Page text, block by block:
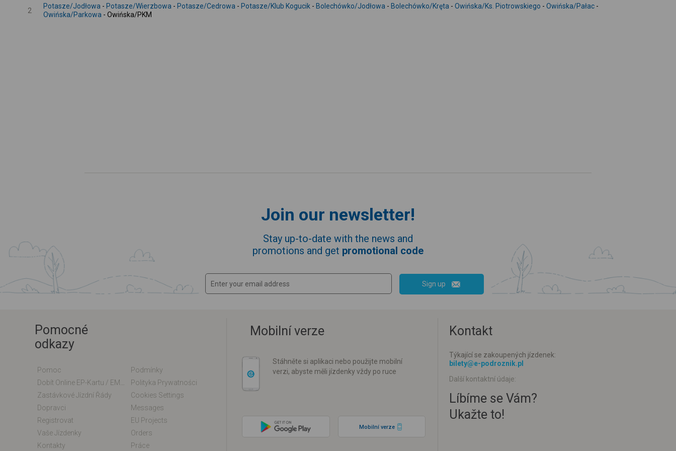
2
Potasze/Jodłowa - Potasze/Wierzbowa - Potasze/Cedrowa - Potasze/Klub Kogucik - Bolechówko/Jodłowa - Bolechówko/Kręta - Owińska/Ks. Piotrowskiego - Owińska/Pałac -
Owińska/Parkowa - Owińska/PKM
Join our newsletter!
Stay up-to-date with the news and
promotions and get promotional code
Sign up
Pomocné
odkazy
Pomoc
Podmínky
Polityka Prywatności
Zastávkové Jízdní Řády
Cookies Settings
Dopravci
Messages
Registrovat
EU Projects
Vaše Jízdenky
Orders
Kontakty
Práce
Mobilní verze
Stáhněte si aplikaci nebo použijte mobilní
verzi, abyste měli jízdenky vždy po ruce
Mobilní verze
Kontakt
Týkající se zakoupených jízdenek:
bilety@e-podroznik.pl
Další kontaktní údaje:
Líbíme se Vám?
Ukažte to!